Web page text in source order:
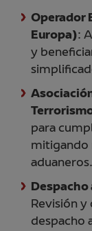
Operador
Europa):
y
para
mitigando
aduaneros.
Revisión
despacho